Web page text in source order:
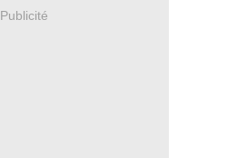
Publicité